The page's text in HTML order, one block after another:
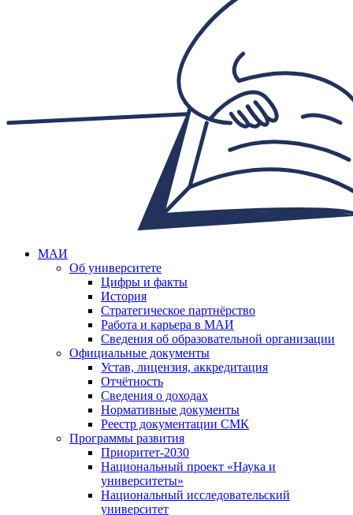
МАИ
Об университете
Цифры и факты
История
Стратегическое партнёрство
Работа и карьера в МАИ
Сведения об образовательной организации
Официальные документы
Устав, лицензия, аккредитация
Отчётность
Сведения о доходах
Нормативные документы
Реестр документации СМК
Программы развития
Приоритет-2030
Национальный проект «Наука и
университеты»
Национальный исследовательский
университет